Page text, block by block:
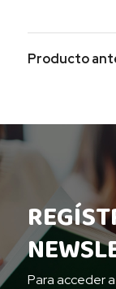
Producto
Para acceder a